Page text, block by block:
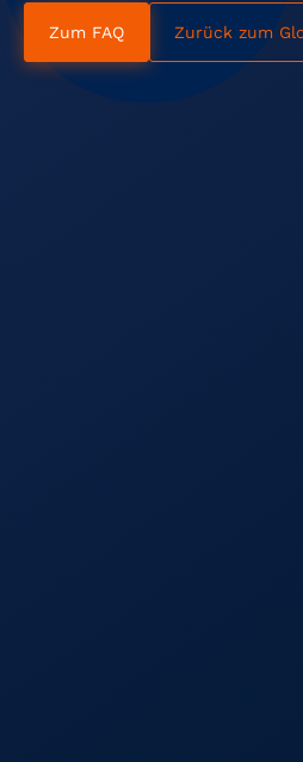
Zum FAQ Zurück zum